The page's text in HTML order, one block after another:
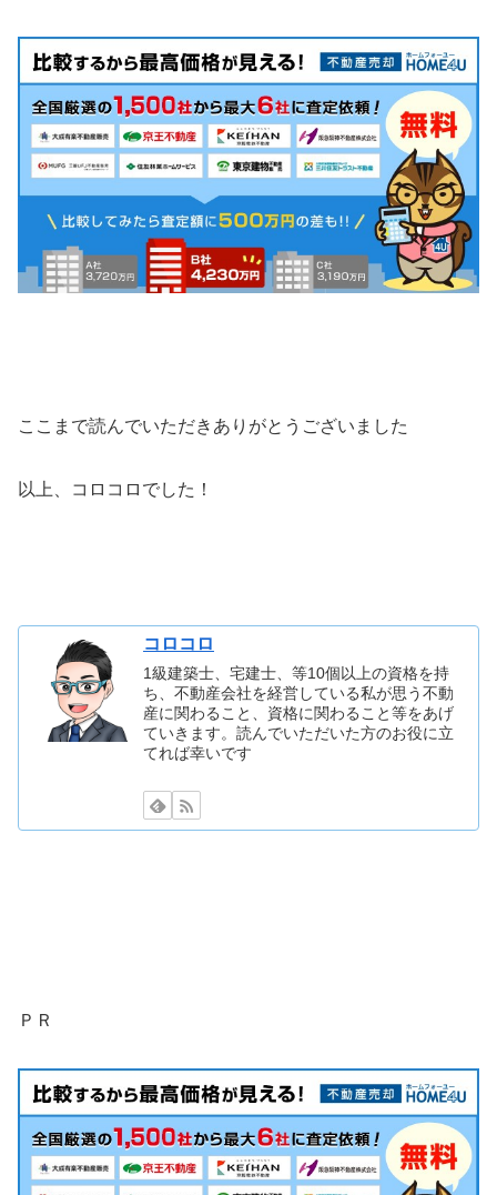
ここまで読んでいただきありがとうございました
以上、コロコロでした！
コロコロ
1級建築士、宅建士、等10個以上の資格を持
ち、不動産会社を経営している私が思う不動
産に関わること、資格に関わること等をあげ
ていきます。読んでいただいた方のお役に立
てれば幸いです
ＰＲ